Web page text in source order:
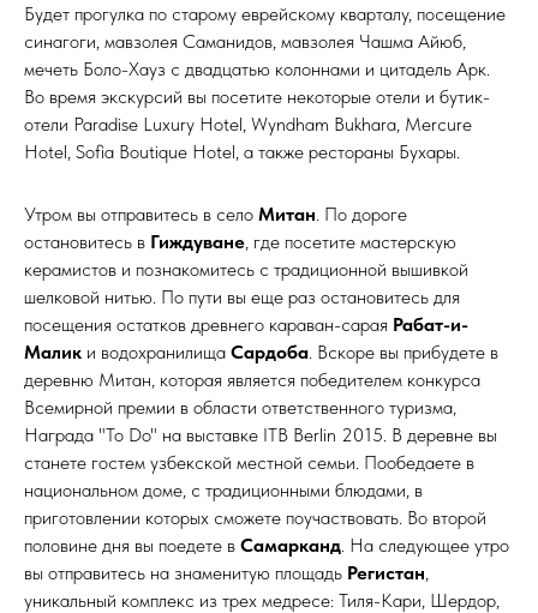
Будет прогулка по старому еврейскому кварталу, посещение
синагоги, мавзолея Саманидов, мавзолея Чашма Айюб,
мечеть Боло-Хауз с двадцатью колоннами и цитадель Арк.
Во время экскурсий вы посетите некоторые отели и бутик-
отели Paradise Luxury Hotel, Wyndham Bukhara, Mercure
Hotel, Sofia Boutique Hotel, а также рестораны Бухары.
Утром вы отправитесь в село Митан. По дороге
остановитесь в Гиждуване, где посетите мастерскую
керамистов и познакомитесь с традиционной вышивкой
шелковой нитью. По пути вы еще раз остановитесь для
посещения остатков древнего караван-сарая Рабат-и-
Малик и водохранилища Сардоба. Вскоре вы прибудете в
деревню Митан, которая является победителем конкурса
Всемирной премии в области ответственного туризма,
Награда "To Do" на выставке ITB Berlin 2015. В деревне вы
станете гостем узбекской местной семьи. Пообедаете в
национальном доме, с традиционными блюдами, в
приготовлении которых сможете поучаствовать. Во второй
половине дня вы поедете в Самарканд. На следующее утро
вы отправитесь на знаменитую площадь Регистан,
уникальный комплекс из трех медресе: Тиля-Кари, Шердор,